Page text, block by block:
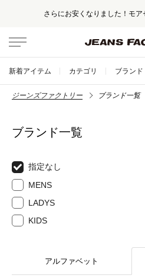
さらにお安くなりました！モア
新着アイテム カテゴリ ブランド
ジーンズファクトリー ブランド一覧
ブランド一覧
指定なし
MENS
LADYS
KIDS
アルファベット